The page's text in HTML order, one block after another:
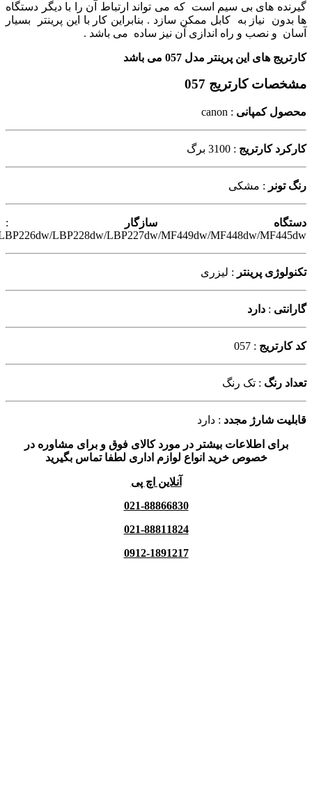
گیرنده های بی سیم است که می تواند ارتباط آن را با دیگر دستگاه
ها بدون نیاز به کابل ممکن سازد . بنابراین کار با این پرینتر بسیار
آسان و نصب و راه اندازی آن نیز ساده می باشد .
کارتریج های این پرینتر مدل 057 می باشد
مشخصات کارتریج 057
محصول کمپانی : canon
کارکرد کارتریج : 3100 برگ
رنگ تونر : مشکی
دستگاه سازگار
:
/LBP228dw/LBP227dw/MF449dw/MF448dw/MF445dw
تکنولوژی پرینتر : لیزری
گارانتی : دارد
کد کارتریج : 057
تعداد رنگ : تک رنگ
قابلیت شارژ مجدد : دارد
برای اطلاعات بیشتر در مورد کالای فوق و برای مشاوره در
خصوص خرید انواع لوازم اداری لطفا تماس بگیرید
آنلاین اچ پی
021-88866830
021-88811824
0912-1891217